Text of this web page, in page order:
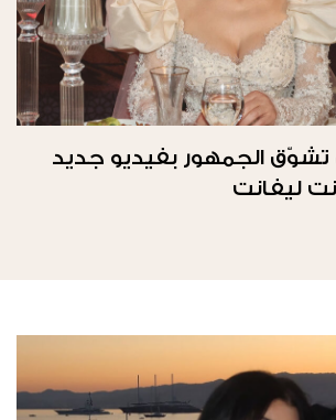
الجمهور بفيديو جديد
ليفانت